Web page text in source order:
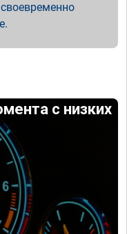
с низких